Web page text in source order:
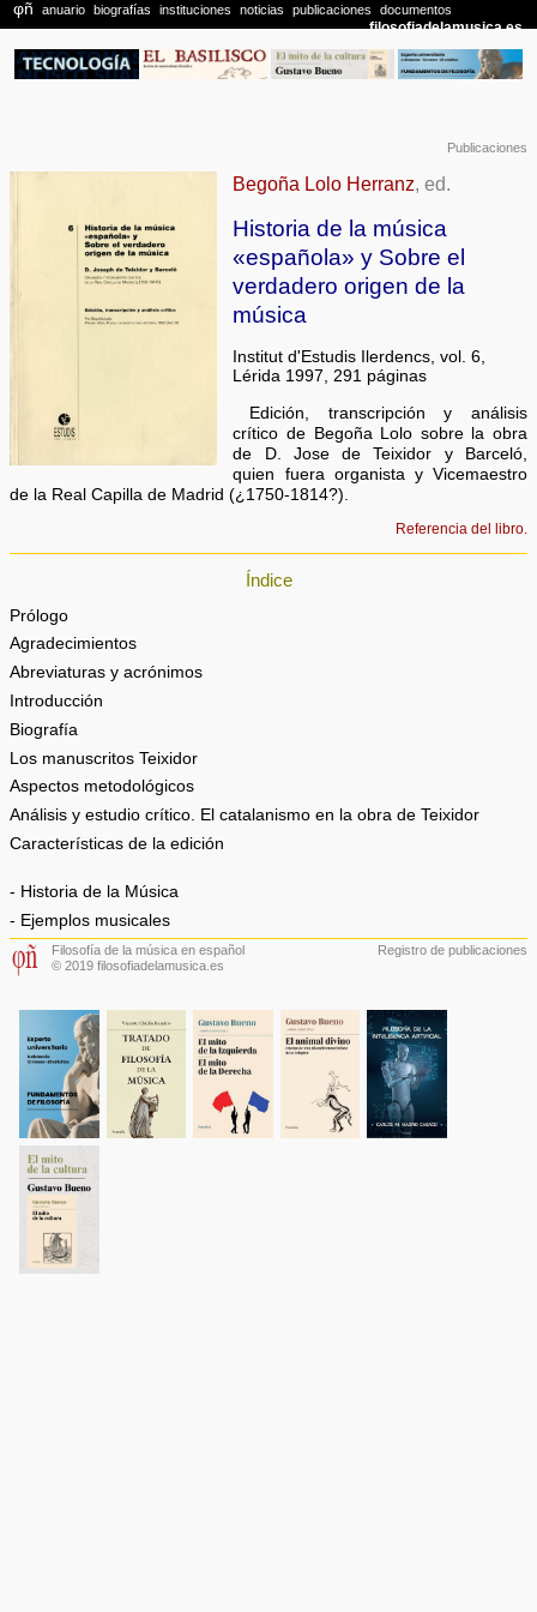
Publicaciones
Begoña Lolo Herranz, ed.
Historia de la música
«española» y Sobre el
verdadero origen de la
música
Institut d'Estudis Ilerdencs, vol. 6,
Lérida 1997, 291 páginas
Edición, transcripción y análisis
crítico de Begoña Lolo sobre la obra
de D. Jose de Teixidor y Barceló,
quien fuera organista y Vicemaestro
de la Real Capilla de Madrid (¿1750-1814?).
Referencia del libro.
Índice
Prólogo
Agradecimientos
Abreviaturas y acrónimos
Introducción
Biografía
Los manuscritos Teixidor
Aspectos metodológicos
Análisis y estudio crítico. El catalanismo en la obra de Teixidor
Características de la edición
- Historia de la Música
- Ejemplos musicales
Filosofía de la música en español
© 2019 filosofiadelamusica.es
Registro de publicaciones